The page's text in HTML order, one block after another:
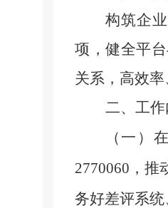
构筑企
项，健全平
关系，高效
二、工
（一）
2770060，推
务好差评系